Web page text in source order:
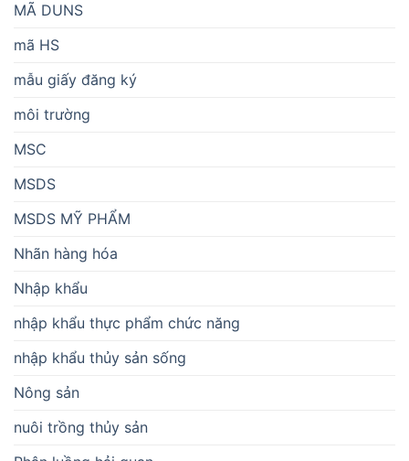
MÃ DUNS
mã HS
mẫu giấy đăng ký
môi trường
MSC
MSDS
MSDS MỸ PHẨM
Nhãn hàng hóa
Nhập khẩu
nhập khẩu thực phẩm chức năng
nhập khẩu thủy sản sống
Nông sản
nuôi trồng thủy sản